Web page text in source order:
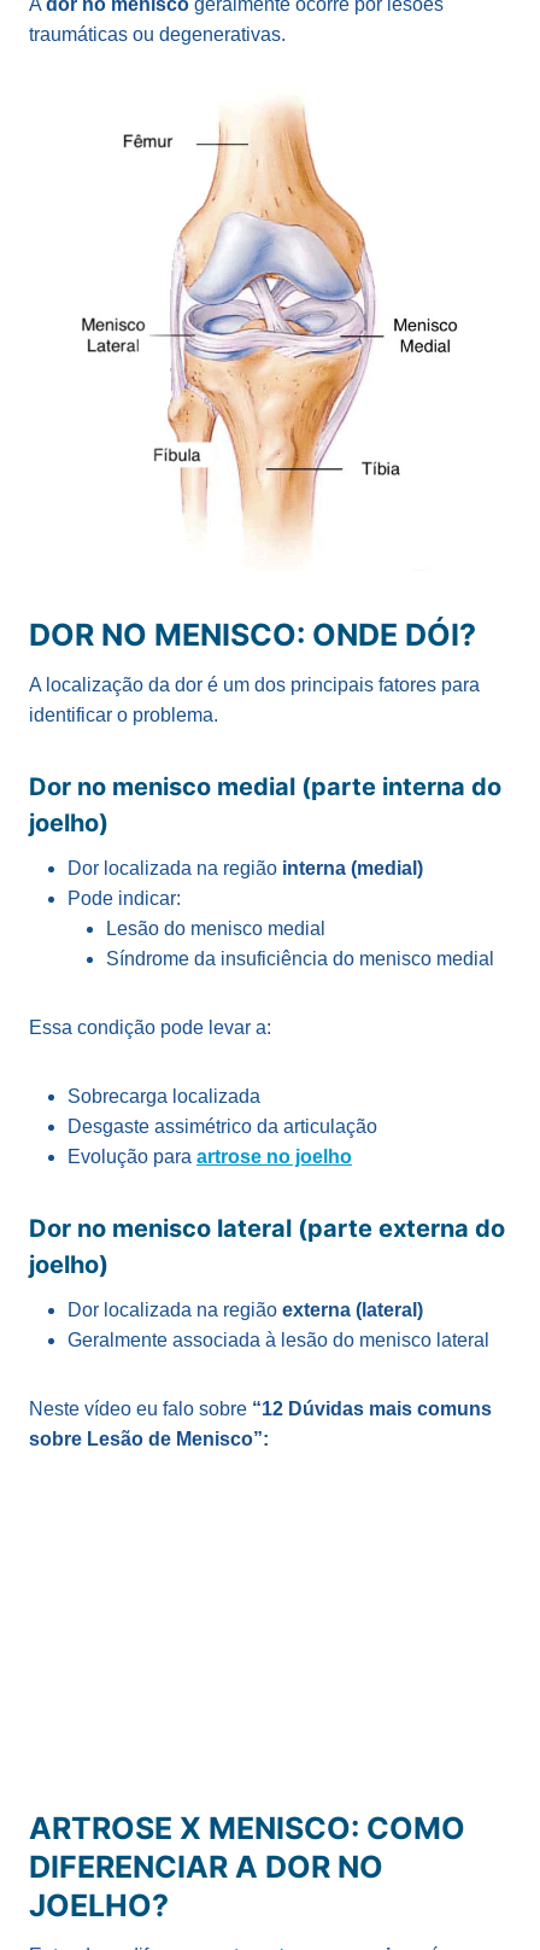
traumáticas ou degenerativas.
DOR NO MENISCO: ONDE DÓI?
A localização da dor é um dos principais fatores para
identificar o problema.
Dor no menisco medial (parte interna do
joelho)
Dor localizada na região interna (medial)
Pode indicar:
Lesão do menisco medial
Síndrome da insuficiência do menisco medial
Essa condição pode levar a:
Sobrecarga localizada
Desgaste assimétrico da articulação
Evolução para artrose no joelho
Dor no menisco lateral (parte externa do
joelho)
Dor localizada na região externa (lateral)
Geralmente associada à lesão do menisco lateral
Neste vídeo eu falo sobre “12 Dúvidas mais comuns
sobre Lesão de Menisco”:
ARTROSE X MENISCO: COMO
DIFERENCIAR A DOR NO
JOELHO?